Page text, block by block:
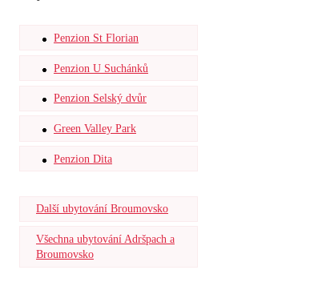
Penzion St Florian
Penzion U Suchánků
Penzion Selský dvůr
Green Valley Park
Penzion Dita
Další ubytování Broumovsko
Všechna ubytování Adršpach a
Broumovsko